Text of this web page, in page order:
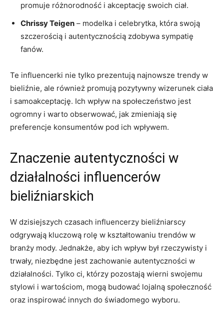
promuje różnorodność i akceptację swoich ciał.
Chrissy Teigen – ⁢modelka⁣ i ⁤celebrytka, która swoją
szczerością i autentycznością zdobywa sympatię
fanów.
Te influencerki⁤ nie tylko prezentują najnowsze trendy w
bieliźnie, ale również‌ promują‌ pozytywny wizerunek ciała⁢
i‌ samoakceptację. Ich⁢ wpływ ‍na​ społeczeństwo jest
ogromny i ‍warto⁣ obserwować, jak zmieniają się
preferencje konsumentów⁣ pod ⁤ich wpływem.
Znaczenie autentyczności w
działalności influencerów
bieliźniarskich
W dzisiejszych czasach⁢ influencerzy bieliźniarscy
odgrywają kluczową ‍rolę w⁢ kształtowaniu trendów w
branży ⁣mody. Jednakże, aby ich wpływ był rzeczywisty i
trwały, ⁤niezbędne jest zachowanie ‌autentyczności w
działalności. Tylko ci, którzy pozostają wierni swojemu
stylowi i‍ wartościom, mogą budować lojalną społeczność
oraz ​inspirować innych do świadomego wyboru.